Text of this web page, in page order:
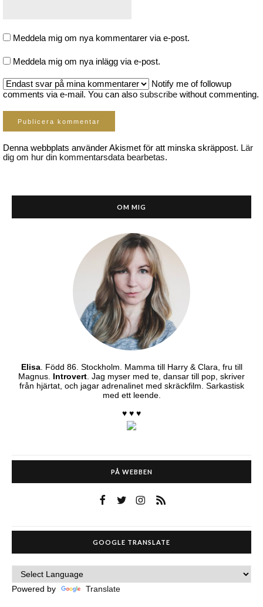
Meddela mig om nya kommentarer via e-post.
Meddela mig om nya inlägg via e-post.
Notify me of followup
comments via e-mail. You can also subscribe without commenting.
Denna webbplats använder Akismet för att minska skräppost. Lär
dig om hur din kommentarsdata bearbetas.
OM MIG
Elisa. Född 86. Stockholm. Mamma till Harry & Clara, fru till
Magnus. Introvert . Jag myser med te, dansar till pop, skriver
från hjärtat, och jagar adrenalinet med skräckfilm. Sarkastisk
med ett leende.
♥ ♥ ♥
PÅ WEBBEN
GOOGLE TRANSLATE
Powered by Translate